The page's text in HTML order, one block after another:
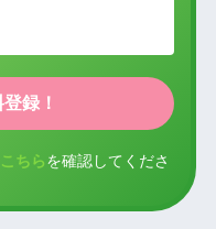
こちら を確認してくださ